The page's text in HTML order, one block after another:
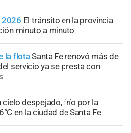
2026 El tránsito en la provincia
minuto a minuto
la flotaSanta Fe renovó más de
servicio ya se presta con
cielo despejado, frío por la
en la ciudad de Santa Fe